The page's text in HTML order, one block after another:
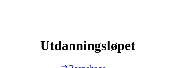
Utdanningsløpet